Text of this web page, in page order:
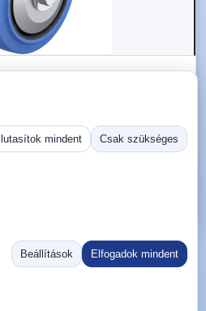
SB-FA Acéllemez
mm Teherbírás (max.): 400
Ugrás:
Rendezés:
mindent Csak szükséges
Beállítások Elfogadok mindent